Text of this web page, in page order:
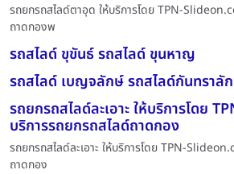
รถยกรถสไลด์ตาอุด ให้บริการโดย TPN-
ถาดกองพ
รถสไลด์ ขุขันธ์ รถสไลด์ ขุนหาญ
รถสไลด์ เบญจลักษ์ รถสไลด์กันทราลั
รถยกรถสไลด์ละเอาะ ให้บริการโดย
บริการรถยกรถสไลด์ถาดกอง
รถยกรถสไลด์ละเอาะ ให้บริการโดย TPN-
ถาดกอง